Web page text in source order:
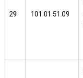
29 101.01.51.09